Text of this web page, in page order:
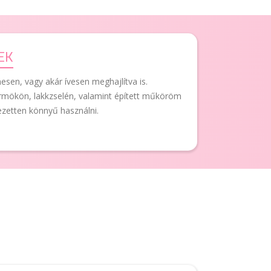
vagy akár ívesen meghajlítva is.
lakkzselén, valamint épített műköröm
könnyű használni.